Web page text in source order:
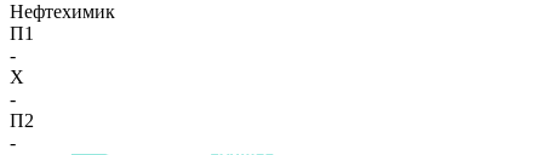
Нефтехимик
П1
-
X
-
П2
-